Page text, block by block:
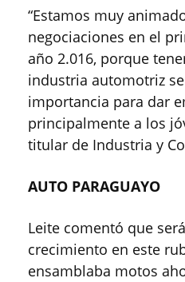
“Estamos muy
negociaciones en el
año 2.016, porque
industria automotriz
importancia para dar
principalmente a los
titular de Industria y
AUTO PARAGUAYO
Leite comentó que
crecimiento en este
ensamblaba motos